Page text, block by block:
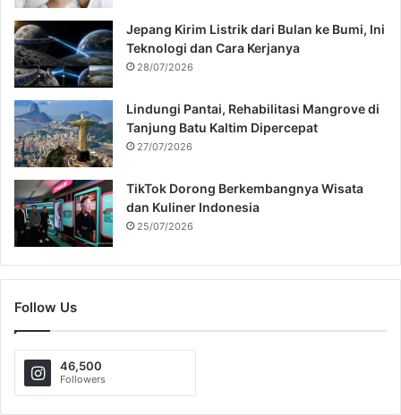
Jepang Kirim Listrik dari Bulan ke Bumi, Ini
Teknologi dan Cara Kerjanya
28/07/2026
Lindungi Pantai, Rehabilitasi Mangrove di
Tanjung Batu Kaltim Dipercepat
27/07/2026
TikTok Dorong Berkembangnya Wisata
dan Kuliner Indonesia
25/07/2026
Follow Us
46,500
Followers